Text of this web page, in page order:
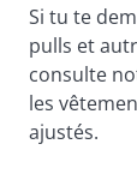
Si tu te
pulls et
consulte
les
ajustés.